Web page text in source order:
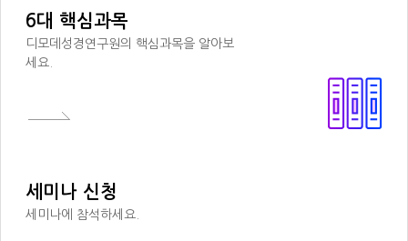
6대 핵심과목
디모데성경연구원의 핵심과목을 알아보
세요.
세미나 신청
세미나에 참석하세요.